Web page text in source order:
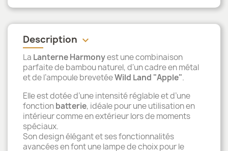
Description keyboard_arrow_down
La Lanterne Harmonyest une combinaison
parfaite de bambou naturel, d'un cadre en métal
et de l’ampoule brevetéeWild Land "Apple".
Elle est dotée d’une intensité réglable et d’une
fonctionbatterie, idéale pour une utilisation en
intérieur comme en extérieur lors de moments
spéciaux.
Son design élégant et ses fonctionnalités
avancées en font une lampe de choix pour le